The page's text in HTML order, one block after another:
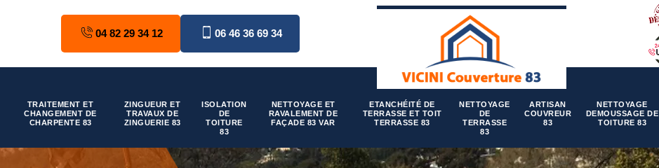
04 82 29 34 12 06 46 36 69 34
TRAITEMENT ET
CHANGEMENT DE
CHARPENTE 83
ZINGUEUR ET
TRAVAUX DE
ZINGUERIE 83
ISOLATION
DE
TOITURE
83
NETTOYAGE ET
RAVALEMENT DE
FAÇADE 83 VAR
ETANCHÉITÉ DE
TERRASSE ET TOIT
TERRASSE 83
NETTOYAGE
DE
TERRASSE
83
ARTISAN
COUVREUR
83
NETTOYAGE
DEMOUSSAGE DE
TOITURE 83